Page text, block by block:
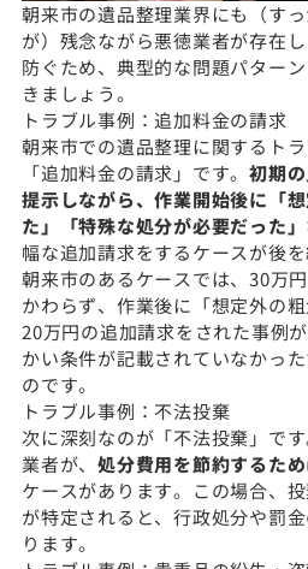
朝来市の遺品整理業界にも（す
が）残念ながら悪徳業者が存在
防ぐため、典型的な問題パター
きましょう。
トラブル事例：追加料金の請求
朝来市での遺品整理に関するトラ
「追加料金の請求」です。 初期
提示しながら、作業開始後に「
た」「特殊な処分が必要だった」
幅な追加請求をするケースが後を
朝来市のあるケースでは、30万
かわらず、作業後に「想定外の
20万円の追加請求をされた事例
かい条件が記載されていなかっ
のです。
トラブル事例：不法投棄
次に深刻なのが「不法投棄」で
業者が、 処分費用を節約するた
ケースがあります。この場合、
が特定されると、行政処分や罰
ります。